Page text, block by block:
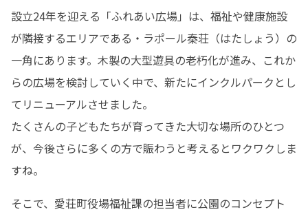
設立24年を迎える「ふれあい広場」は、福祉や健康施設
が隣接するエリアである・ラポール秦荘（はたしょう）の
一角にあります。木製の大型遊具の老朽化が進み、これか
らの広場を検討していく中で、新たにインクルパークとし
てリニューアルさせました。
たくさんの子どもたちが育ってきた大切な場所のひとつ
が、今後さらに多くの方で賑わうと考えるとワクワクしま
すね。
そこで、愛荘町役場福祉課の担当者に公園のコンセプト